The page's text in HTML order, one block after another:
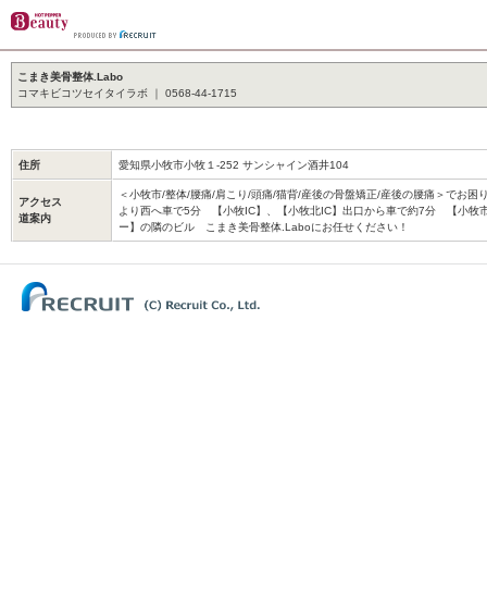
こまき美骨整体.Labo
コマキビコツセイタイラボ ｜ 0568-44-1715
住所 愛知県小牧市小牧１-252 サンシャイン酒井104
アクセス
道案内
＜小牧市/整体/腰痛/肩こり/頭痛/猫背/産後の骨盤矯正/産後の腰痛＞でお困
より西へ車で5分 【小牧IC】、【小牧北IC】出口から車で約7分 【小牧
ー】の隣のビル こまき美骨整体.Laboにお任せください！